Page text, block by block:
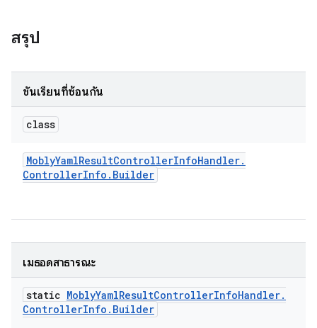
สรุป
ชั้นเรียนที่ซ้อนกัน
class
MoblyYamlResultControllerInfoHandler.
ControllerInfo . Builder
เมธอดสาธารณะ
static MoblyYamlResultControllerInfoHandler.
ControllerInfo . Builder